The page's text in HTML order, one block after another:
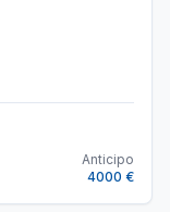
Anticipo
4000 €